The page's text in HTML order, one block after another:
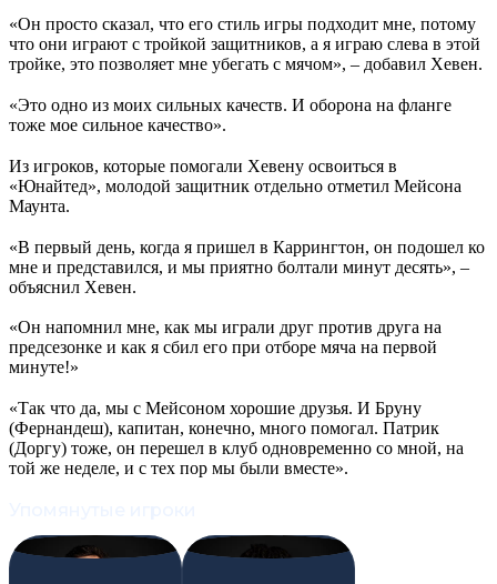
«Он просто сказал, что его стиль игры подходит мне, потому
что они играют с тройкой защитников, а я играю слева в этой
тройке, это позволяет мне убегать с мячом», – добавил Хевен.
«Это одно из моих сильных качеств. И оборона на фланге
тоже мое сильное качество».
Из игроков, которые помогали Хевену освоиться в
«Юнайтед», молодой защитник отдельно отметил Мейсона
Маунта.
«В первый день, когда я пришел в Каррингтон, он подошел ко
мне и представился, и мы приятно болтали минут десять», –
объяснил Хевен.
«Он напомнил мне, как мы играли друг против друга на
предсезонке и как я сбил его при отборе мяча на первой
минуте!»
«Так что да, мы с Мейсоном хорошие друзья. И Бруну
(Фернандеш), капитан, конечно, много помогал. Патрик
(Доргу) тоже, он перешел в клуб одновременно со мной, на
той же неделе, и с тех пор мы были вместе».
#8 BF #13